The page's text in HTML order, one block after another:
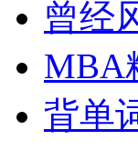
曾经
MBA
背单